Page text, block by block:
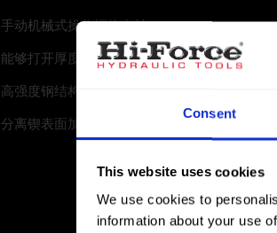
Consent
This website uses cookies
We use cookies to
information about your use
手动机械式操作螺纹中轴
能够打开厚度达2 x 95 mm的法兰
高强度钢结构，十字螺栓具有强劲拉力
分离锲表面加强硬化